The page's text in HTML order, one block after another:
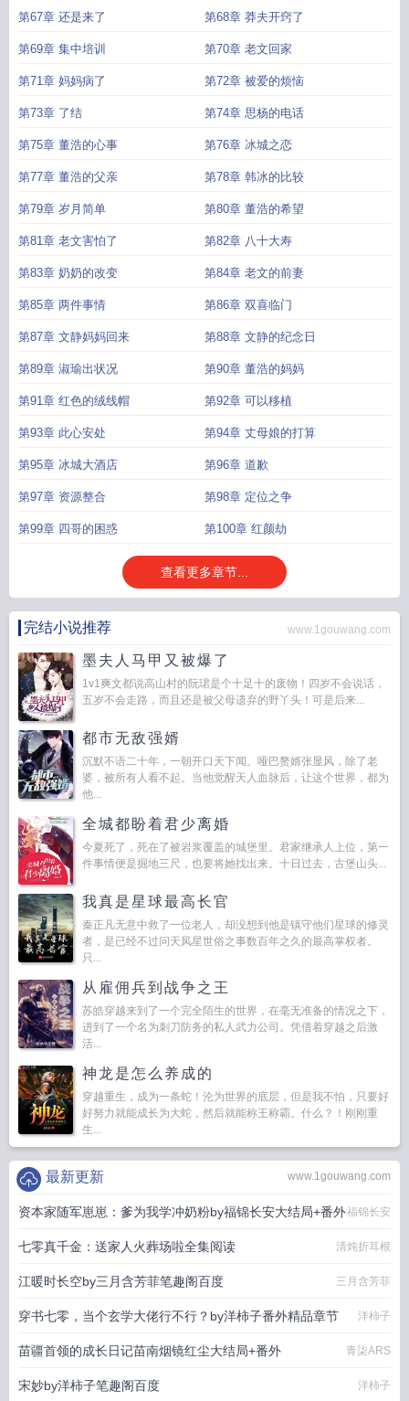
第67章 还是来了 第68章 莽夫开窍了
第69章 集中培训 第70章 老文回家
第71章 妈妈病了 第72章 被爱的烦恼
第73章 了结 第74章 思杨的电话
第75章 董浩的心事 第76章 冰城之恋
第77章 董浩的父亲 第78章 韩冰的比较
第79章 岁月简单 第80章 董浩的希望
第81章 老文害怕了 第82章 八十大寿
第83章 奶奶的改变 第84章 老文的前妻
第85章 两件事情 第86章 双喜临门
第87章 文静妈妈回来 第88章 文静的纪念日
第89章 淑瑜出状况 第90章 董浩的妈妈
第91章 红色的绒线帽 第92章 可以移植
第93章 此心安处 第94章 丈母娘的打算
第95章 冰城大酒店 第96章 道歉
第97章 资源整合 第98章 定位之争
第99章 四哥的困惑 第100章 红颜劫
查看更多章节...
完结小说推荐 www.1gouwang.com
墨夫人马甲又被爆了
1v1爽文都说高山村的阮珺是个十足十的废物！四岁不会说话，
五岁不会走路，而且还是被父母遗弃的野丫头！可是后来...
都市无敌强婿
沉默不语二十年，一朝开口天下闻。哑巴赘婿张显风，除了老
婆，被所有人看不起。当他觉醒天人血脉后，让这个世界，都为
他...
全城都盼着君少离婚
今夏死了，死在了被岩浆覆盖的城堡里。君家继承人上位，第一
件事情便是掘地三尺，也要将她找出来。十日过去，古堡山头...
我真是星球最高长官
秦正凡无意中救了一位老人，却没想到他是镇守他们星球的修灵
者，是已经不过问天凤星世俗之事数百年之久的最高掌权者。
只...
从雇佣兵到战争之王
苏皓穿越来到了一个完全陌生的世界，在毫无准备的情况之下，
进到了一个名为刺刀防务的私人武力公司。凭借着穿越之后激
活...
神龙是怎么养成的
穿越重生，成为一条蛇！沦为世界的底层，但是我不怕，只要好
好努力就能成长为大蛇，然后就能称王称霸。什么？！刚刚重
生...
www.1gouwang.com
最新更新
资本家随军崽崽：爹为我学冲奶粉by福锦长安大结局+番外福锦长安
七零真千金：送家人火葬场啦全集阅读 清炖折耳根
江暖时长空by三月含芳菲笔趣阁百度 三月含芳菲
穿书七零，当个玄学大佬行不行？by洋柿子番外精品章节 洋柿子
苗疆首领的成长日记苗南烟镜红尘大结局+番外 青柒ARS
宋妙by洋柿子笔趣阁百度 洋柿子